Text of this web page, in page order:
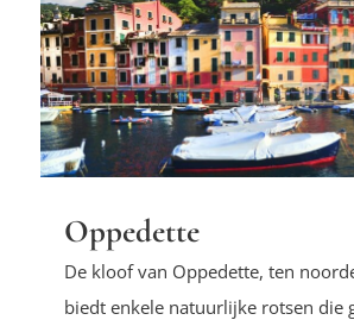
Oppedette
De kloof van Oppedette, ten
biedt enkele natuurlijke rotsen die